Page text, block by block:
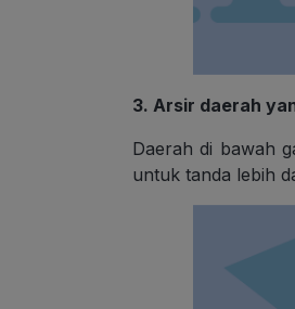
3. Arsir daerah
Daerah di bawah
untuk tanda lebih